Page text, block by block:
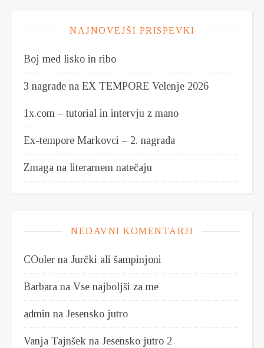
NAJNOVEJŠI PRISPEVKI
Boj med lisko in ribo
3 nagrade na EX TEMPORE Velenje 2026
1x.com – tutorial in intervju z mano
Ex-tempore Markovci – 2. nagrada
Zmaga na literarnem natečaju
NEDAVNI KOMENTARJI
COoler na Jurčki ali šampinjoni
Barbara na Vse najboljši za me
admin na Jesensko jutro
Vanja Tajnšek na Jesensko jutro 2